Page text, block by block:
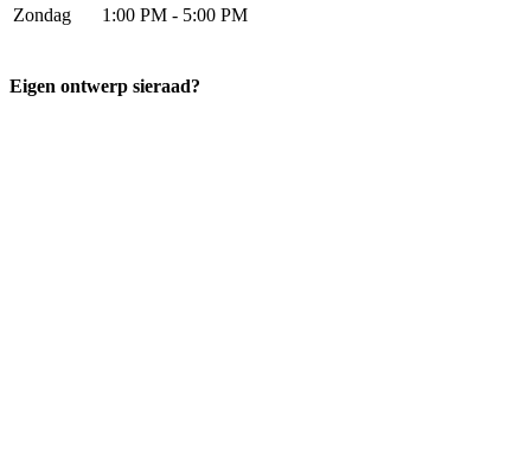
Zondag
1:00 PM - 5:00 PM
Eigen ontwerp sieraad?